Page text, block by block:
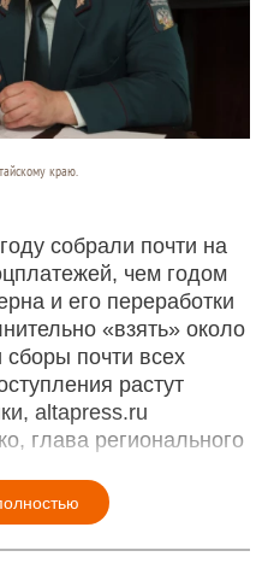
краю.
собрали почти на
чем годом
и его переработки
«взять» около
почти всех
растут
altapress.ru
глава регионального